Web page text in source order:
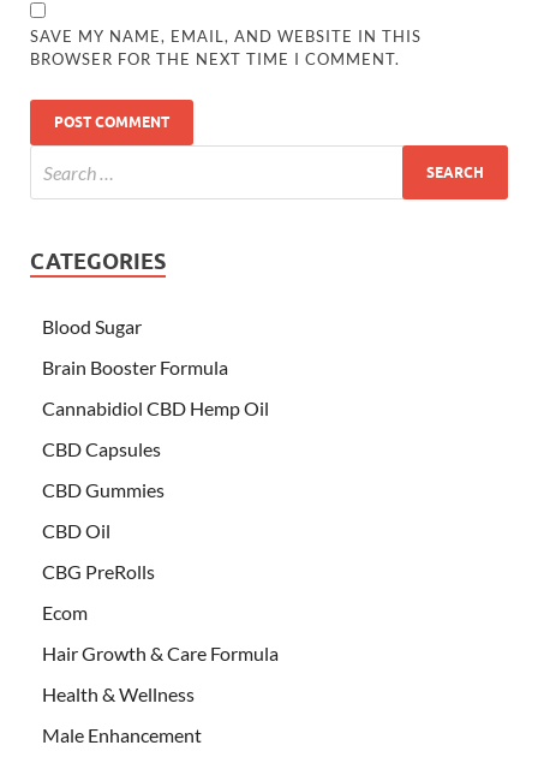
SAVE MY NAME, EMAIL, AND WEBSITE IN THIS
BROWSER FOR THE NEXT TIME I COMMENT.
CATEGORIES
Blood Sugar
Brain Booster Formula
Cannabidiol CBD Hemp Oil
CBD Capsules
CBD Gummies
CBD Oil
CBG PreRolls
Ecom
Hair Growth & Care Formula
Health & Wellness
Male Enhancement